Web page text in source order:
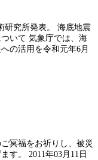
研究所発表。 海底地震
いて 気象庁では、海
の活用を令和元年6月
冥福をお祈りし、被災
す。 2011年03月11日